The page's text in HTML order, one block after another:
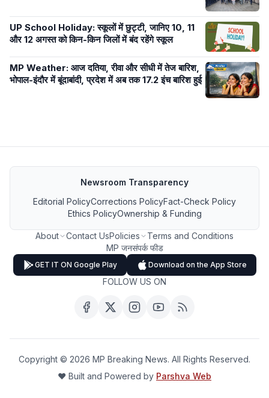
UP School Holiday: स्कूलों में छुट्टी, जानिए 10, 11
और 12 अगस्त को किन-किन जिलों में बंद रहेंगे स्कूल
MP Weather: आज दतिया, रीवा और सीधी में तेज बारिश,
भोपाल-इंदौर में बूंदाबांदी, प्रदेश में अब तक 17.2 इंच बारिश हुई
Newsroom Transparency
Editorial PolicyCorrections PolicyFact-Check Policy
Ethics PolicyOwnership & Funding
About Contact UsPolicies
Terms and Conditions
MP जनसंपर्क फीड
GET IT ON Google Play Download on the App Store
FOLLOW US ON
Copyright © 2026 MP Breaking News. All Rights Reserved.
❤️ Built and Powered by Parshva Web